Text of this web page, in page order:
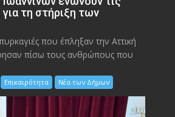
τη στήριξη των
που έπληξαν την Αττική
πίσω τους ανθρώπους που
Επικαιρότητα Νέα των Δήμων